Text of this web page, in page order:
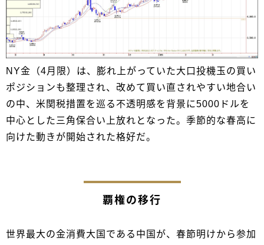
NY金（4月限）は、膨れ上がっていた大口投機玉の買い
ポジションも整理され、改めて買い直されやすい地合い
の中、米関税措置を巡る不透明感を背景に5000ドルを
中心とした三角保合い上放れとなった。季節的な春高に
向けた動きが開始された格好だ。
覇権の移行
世界最大の金消費大国である中国が、春節明けから参加